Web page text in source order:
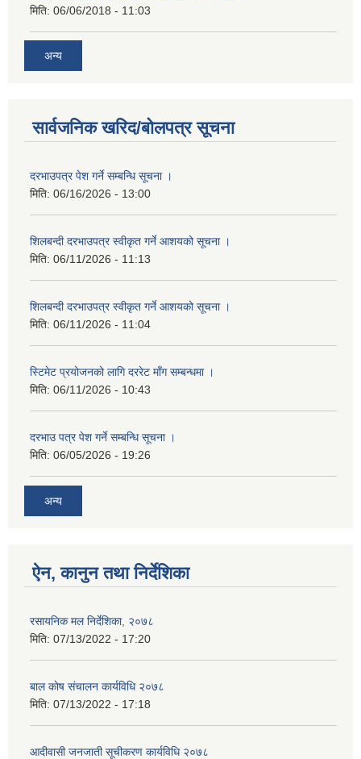
मिति: 06/06/2018 - 11:03
अन्य
सार्वजनिक खरिद/बोलपत्र सूचना
दरभाउपत्र पेश गर्ने सम्बन्धि सूचना ।
मिति: 06/16/2026 - 13:00
शिलबन्दी दरभाउपत्र स्वीकृत गर्ने आशयको सूचना ।
मिति: 06/11/2026 - 11:13
शिलबन्दी दरभाउपत्र स्वीकृत गर्ने आशयको सूचना ।
मिति: 06/11/2026 - 11:04
स्टिमेट प्रयोजनको लागि दररेट माँग सम्बन्धमा ।
मिति: 06/11/2026 - 10:43
दरभाउ पत्र पेश गर्ने सम्बन्धि सूचना ।
मिति: 06/05/2026 - 19:26
अन्य
ऐन, कानुन तथा निर्देशिका
रसायनिक मल निर्देशिका, २०७८
मिति: 07/13/2022 - 17:20
बाल काेष संचालन कार्यविधि २०७८
मिति: 07/13/2022 - 17:18
आदीवासी जनजाती सूचीकरण कार्यविधि २०७८